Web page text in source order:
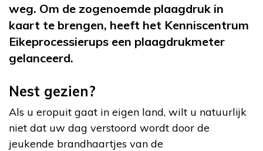
weg. Om de zogenoemde plaagdruk in
kaart te brengen, heeft het Kenniscentrum
Eikeprocessierups een plaagdrukmeter
gelanceerd.
Nest gezien?
Als u eropuit gaat in eigen land, wilt u natuurlijk
niet dat uw dag verstoord wordt door de
jeukende brandhaartjes van de